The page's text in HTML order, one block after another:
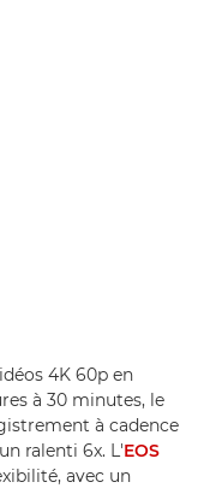
4K 60p en
à 30 minutes, le
à cadence
ralenti 6x. L'EOS
avec un